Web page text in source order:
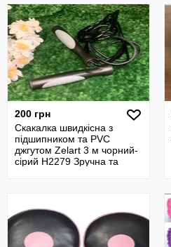
200 грн
Скакалка швидкісна з
підшипником та PVC
джгутом Zelart 3 м чорний-
сірий Н2279 Зручна та